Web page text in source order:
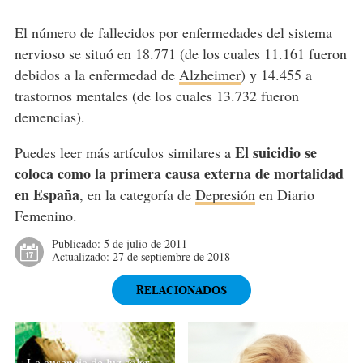
El número de fallecidos por enfermedades del sistema
nervioso se situó en 18.771 (de los cuales 11.161 fueron
debidos a la enfermedad de Alzheimer) y 14.455 a
trastornos mentales (de los cuales 13.732 fueron
demencias).
Puedes leer más artículos similares a El suicidio se
coloca como la primera causa externa de mortalidad
en España, en la categoría de Depresiónen Diario
Femenino.
Publicado: 5 de julio de 2011
Actualizado: 27 de septiembre de 2018
RELACIONADOS